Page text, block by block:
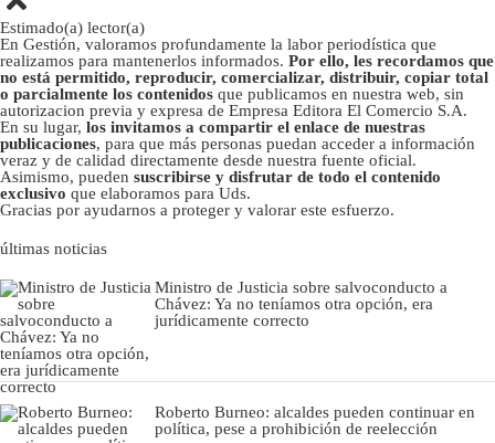
Estimado(a) lector(a)
En Gestión, valoramos profundamente la labor periodística que
realizamos para mantenerlos informados. Por ello, les recordamos que
no está permitido, reproducir, comercializar, distribuir, copiar total
o parcialmente los contenidos que publicamos en nuestra web, sin
autorizacion previa y expresa de Empresa Editora El Comercio S.A.
En su lugar, los invitamos a compartir el enlace de nuestras
publicaciones, para que más personas puedan acceder a información
veraz y de calidad directamente desde nuestra fuente oficial.
Asimismo, pueden suscribirse y disfrutar de todo el contenido
exclusivo que elaboramos para Uds.
Gracias por ayudarnos a proteger y valorar este esfuerzo.
últimas noticias
Ministro de Justicia sobre salvoconducto a
Chávez: Ya no teníamos otra opción, era
jurídicamente correcto
Roberto Burneo: alcaldes pueden continuar en
política, pese a prohibición de reelección